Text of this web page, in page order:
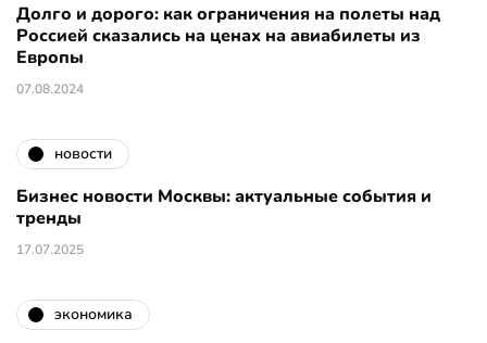
Долго и дорого: как ограничения на полеты над
Россией сказались на ценах на авиабилеты из
Европы
07.08.2024
новости
Бизнес новости Москвы: актуальные события и
тренды
17.07.2025
экономика